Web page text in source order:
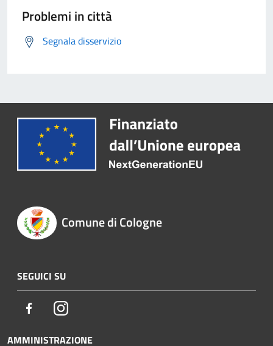
Problemi in città
Segnala disservizio
Comune di Cologne
SEGUICI SU
FacebookInstagram
AMMINISTRAZIONE